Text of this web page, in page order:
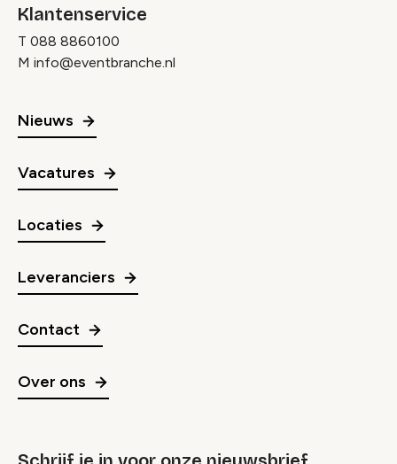
Klantenservice
T 088 8860100
M info@eventbranche.nl
Nieuws
Vacatures
Locaties
Leveranciers
Contact
Over ons